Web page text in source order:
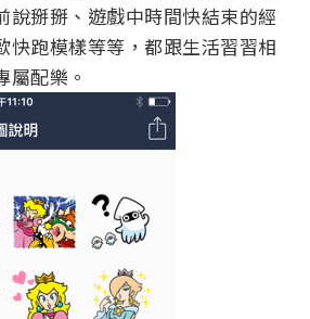
說掰掰、遊戲中時間快結束的經
快跑模樣等等，都跟生活習習相
屬配樂。